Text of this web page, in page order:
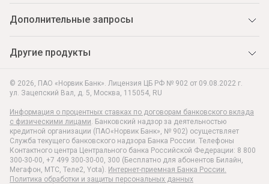
© 2026, ПАО «Норвик Банк». Лицензия ЦБ РФ № 902 от 09.08.2022 г.
ул. Зацепский Вал, д. 5, Москва, 115054, RU
Информация о процентных ставках по договорам банковского вклада
с физическими лицами. Банковский надзор за деятельностью
кредитной организации (ПАО«Норвик Банк», № 902) осуществляет
Служба текущего банковского надзора Банка России. Телефоны
Контактного центра Центрального банка Российской Федерации: 8 800
300-30-00, +7 499 300-30-00, 300 (Бесплатно для абонентов Билайн,
Мегафон, МТС, Теле2, Yota). Интернет-приемная Банка России.
Политика обработки и защиты персональных данных
Дополнительные запросы
Другие продукты